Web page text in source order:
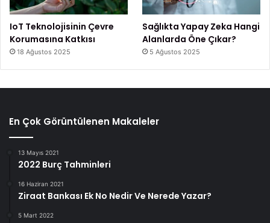
IoT Teknolojisinin Çevre
Korumasına Katkısı
18 Ağustos 2025
Sağlıkta Yapay Zeka Hangi
Alanlarda Öne Çıkar?
5 Ağustos 2025
En Çok Görüntülenen Makaleler
13 Mayıs 2021
2022 Burç Tahminleri
16 Haziran 2021
Ziraat Bankası Ek No Nedir Ve Nerede Yazar?
5 Mart 2022